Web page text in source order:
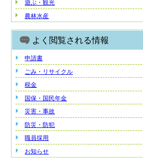
遊ぶ・観光
農林水産
よく閲覧される情報
申請書
ごみ・リサイクル
税金
国保・国民年金
災害・事故
防災・防犯
職員採用
お知らせ